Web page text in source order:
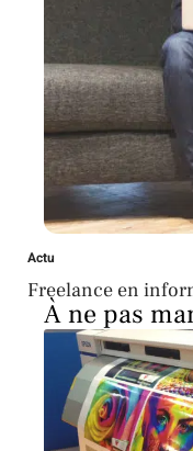
Actu
Freelance en
À ne pas